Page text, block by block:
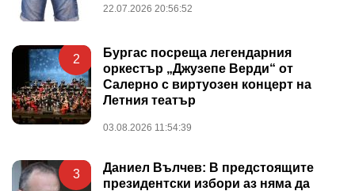
22.07.2026 20:56:52
2
Бургас посреща легендарния
оркестър „Джузепе Верди“ от
Салерно с виртуозен концерт на
Летния театър
03.08.2026 11:54:39
3
Даниел Вълчев: В предстоящите
президентски избори аз няма да